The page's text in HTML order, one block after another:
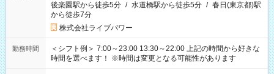
後楽園駅から徒歩5分 / 水道橋駅から徒歩5分 / 春日(東京都)駅
から徒歩7分
株式会社ライブパワー
勤務時間
＜シフト例＞ 7:00～23:00 13:30～22:00 上記の時間から好きな
時間を選べます！ ※時間は変更となる可能性があります